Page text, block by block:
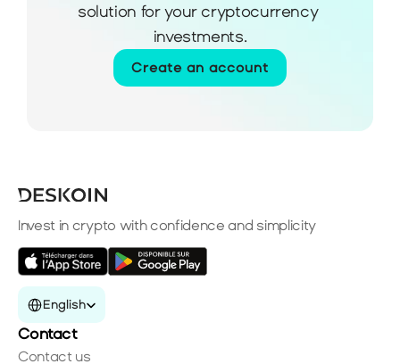
solution for your cryptocurrency
investments.
Create an account
Invest in crypto with confidence and simplicity
Select Language
English
Contact
Contact us